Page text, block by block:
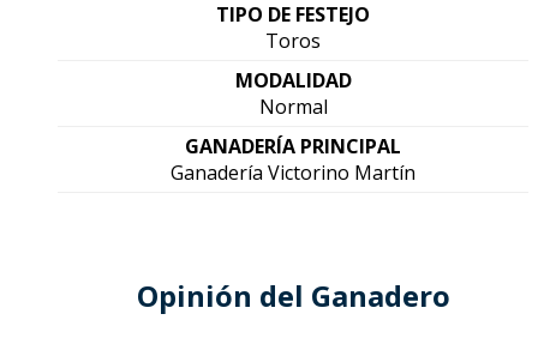
TIPO DE FESTEJO
Toros
MODALIDAD
Normal
GANADERÍA PRINCIPAL
Ganadería Victorino Martín
Opinión del Ganadero